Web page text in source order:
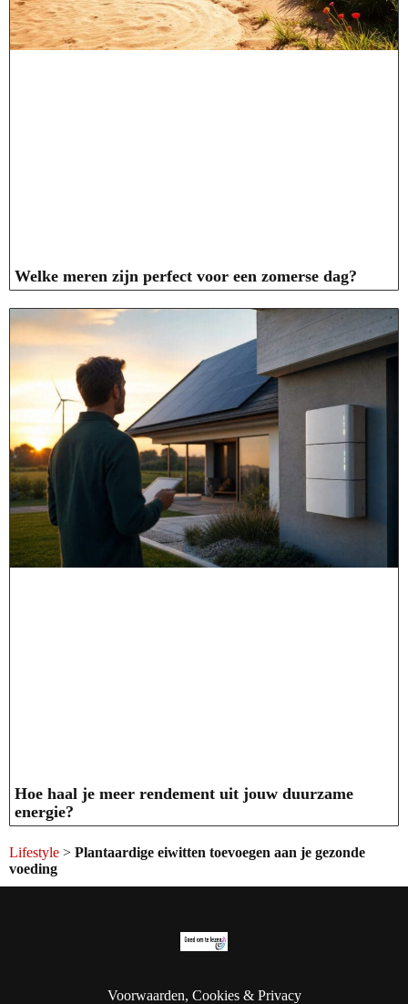
Welke meren zijn perfect voor een zomerse dag?
Hoe haal je meer rendement uit jouw duurzame
energie?
Lifestyle > Plantaardige eiwitten toevoegen aan je gezonde
voeding
Voorwaarden, Cookies & Privacy